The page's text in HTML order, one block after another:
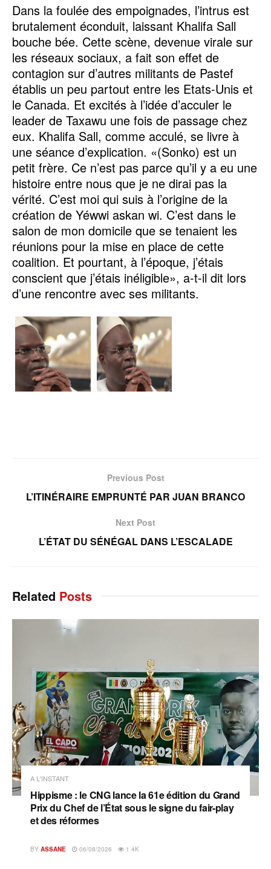
Dans la foulée des empoignades, l’intrus est
brutalement éconduit, laissant Khalifa Sall
bouche bée. Cette scène, devenue virale sur
les réseaux sociaux, a fait son effet de
contagion sur d’autres militants de Pastef
établis un peu partout entre les Etats-Unis et
le Canada. Et excités à l’idée d’acculer le
leader de Taxawu une fois de passage chez
eux. Khalifa Sall, comme acculé, se livre à
une séance d’explication. «(Sonko) est un
petit frère. Ce n’est pas parce qu’il y a eu une
histoire entre nous que je ne dirai pas la
vérité. C’est moi qui suis à l’origine de la
création de Yéwwi askan wi. C’est dans le
salon de mon domicile que se tenaient les
réunions pour la mise en place de cette
coalition. Et pourtant, à l’époque, j’étais
conscient que j’étais inéligible», a-t-il dit lors
d’une rencontre avec ses militants.
Previous Post
L’ITINÉRAIRE EMPRUNTÉ PAR JUAN BRANCO
Next Post
L’ÉTAT DU SÉNÉGAL DANS L’ESCALADE
Related Posts
A L'INSTANT
Hippisme : le CNG lance la 61e édition du Grand
Prix du Chef de l’État sous le signe du fair-play
et des réformes
BY ASSANE 06/08/2026 1.4K